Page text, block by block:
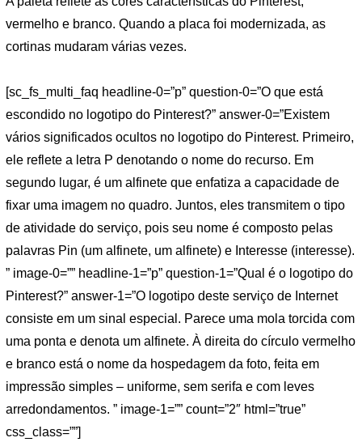
vermelho e branco. Quando a placa foi modernizada, as
cortinas mudaram várias vezes.
[sc_fs_multi_faq headline-0=”p” question-0=”O que está
escondido no logotipo do Pinterest?” answer-0=”Existem
vários significados ocultos no logotipo do Pinterest. Primeiro,
ele reflete a letra P denotando o nome do recurso. Em
segundo lugar, é um alfinete que enfatiza a capacidade de
fixar uma imagem no quadro. Juntos, eles transmitem o tipo
de atividade do serviço, pois seu nome é composto pelas
palavras Pin (um alfinete, um alfinete) e Interesse (interesse).
” image-0=”” headline-1=”p” question-1=”Qual é o logotipo do
Pinterest?” answer-1=”O logotipo deste serviço de Internet
consiste em um sinal especial. Parece uma mola torcida com
uma ponta e denota um alfinete. À direita do círculo vermelho
e branco está o nome da hospedagem da foto, feita em
impressão simples – uniforme, sem serifa e com leves
arredondamentos. ” image-1=”” count=”2″ html=”true”
css_class=””]